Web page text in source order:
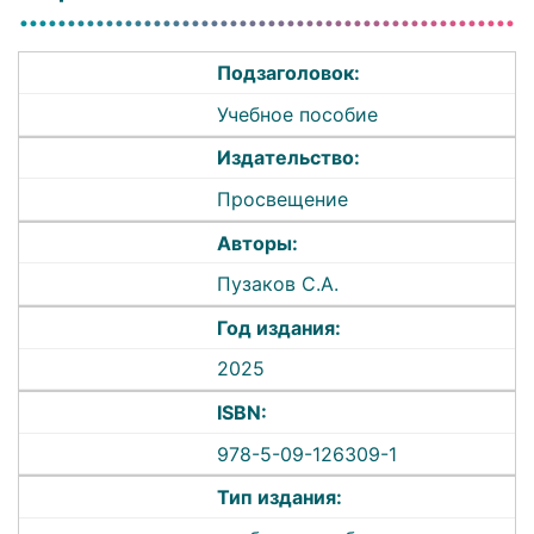
Подзаголовок:
Учебное пособие
Издательство:
Просвещение
Авторы:
Пузаков С.А.
Год издания:
2025
ISBN:
978-5-09-126309-1
Тип издания: